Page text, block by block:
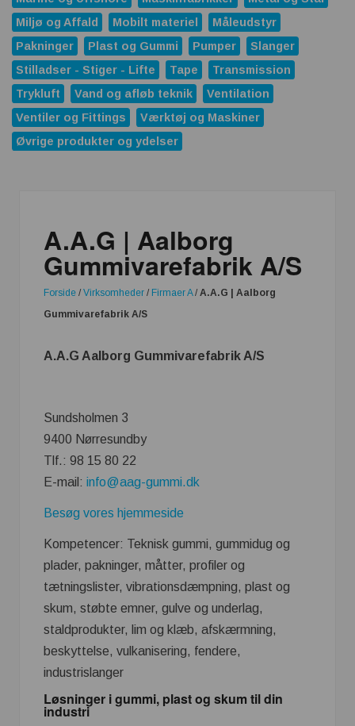
Teknologisk Institut – Biokul i letklinkerblokke skal reducere
CO₂-aftrykket i dansk byggeri
Kidsprint – AzureFilm High Hyper Speed PETG –
højhastighedsfilament til professionelle 3D-print
60 års ekspertise inden for lækagesøgning: Pfeiffer
Miljø og Affald
Mobilt materiel
Måleudstyr
Pakninger
Plast og Gummi Pumper
Slanger
Stilladser - Stiger - Lifte
Tape
Transmission
Trykluft
Vand og afløb teknik
Ventilation
Ventiler og Fittings
Værktøj og Maskiner
Øvrige produkter og ydelser
A.A.G | Aalborg
Gummivarefabrik A/S
Forside / Virksomheder / Firmaer A/ A.A.G | Aalborg
Gummivarefabrik A/S
A.A.G Aalborg Gummivarefabrik A/S
Sundsholmen 3
9400 Nørresundby
Tlf.: 98 15 80 22
E-mail: info@aag-gummi.dk
Besøg vores hjemmeside
Kompetencer: Teknisk gummi, gummidug og
plader, pakninger, måtter, profiler og
tætningslister, vibrationsdæmpning, plast og
skum, støbte emner, gulve og underlag,
staldprodukter, lim og klæb, afskærmning,
beskyttelse, vulkanisering, fendere,
industrislanger
Løsninger i gummi, plast og skum til din
industri